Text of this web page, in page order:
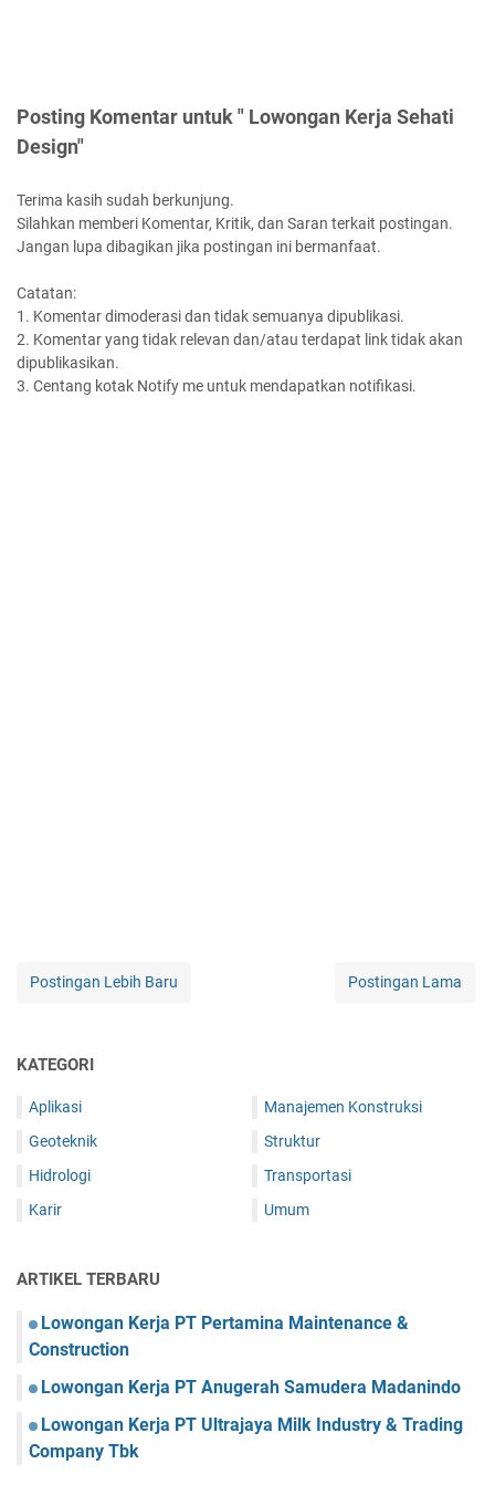
Posting Komentar untuk " Lowongan Kerja Sehati
Design"
Terima kasih sudah berkunjung.
Silahkan memberi Komentar, Kritik, dan Saran terkait postingan.
Jangan lupa dibagikan jika postingan ini bermanfaat.
Catatan:
1. Komentar dimoderasi dan tidak semuanya dipublikasi.
2. Komentar yang tidak relevan dan/atau terdapat link tidak akan
dipublikasikan.
3. Centang kotak Notify me untuk mendapatkan notifikasi.
Postingan Lebih Baru Postingan Lama
KATEGORI
Aplikasi
Geoteknik
Hidrologi
Karir
Manajemen Konstruksi
Struktur
Transportasi
Umum
ARTIKEL TERBARU
Lowongan Kerja PT Pertamina Maintenance &
Construction
Lowongan Kerja PT Anugerah Samudera Madanindo
Lowongan Kerja PT Ultrajaya Milk Industry & Trading
Company Tbk